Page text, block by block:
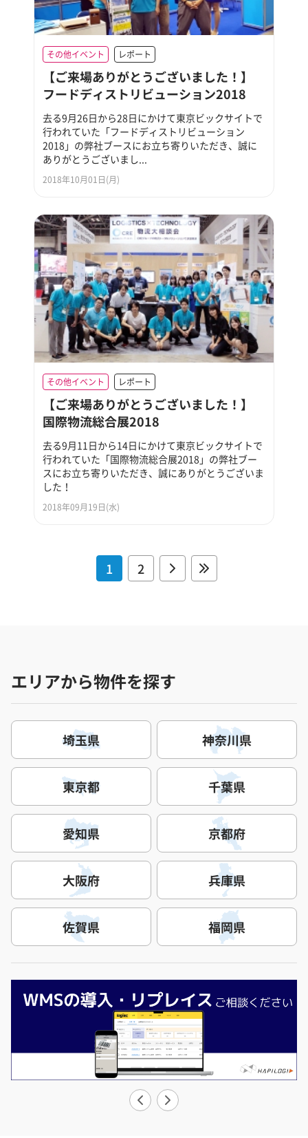
その他イベント レポート
【ご来場ありがとうございました！】
フードディストリビューション2018
去る9月26日から28日にかけて東京ビックサイトで
行われていた「フードディストリビューション
2018」の弊社ブースにお立ち寄りいただき、誠に
ありがとうございまし...
2018年10月01日(月)
その他イベント レポート
【ご来場ありがとうございました！】
国際物流総合展2018
去る9月11日から14日にかけて東京ビックサイトで
行われていた「国際物流総合展2018」の弊社ブー
スにお立ち寄りいただき、誠にありがとうございま
した！
2018年09月19日(水)
1 2
エリアから物件を探す
埼玉県 神奈川県
東京都 千葉県
愛知県 京都府
大阪府 兵庫県
佐賀県 福岡県